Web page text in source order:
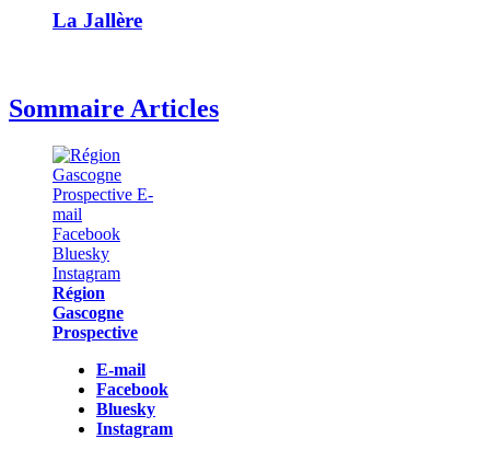
La Jallère
Sommaire Articles
Région
Gascogne
Prospective
E-mail
Facebook
Bluesky
Instagram